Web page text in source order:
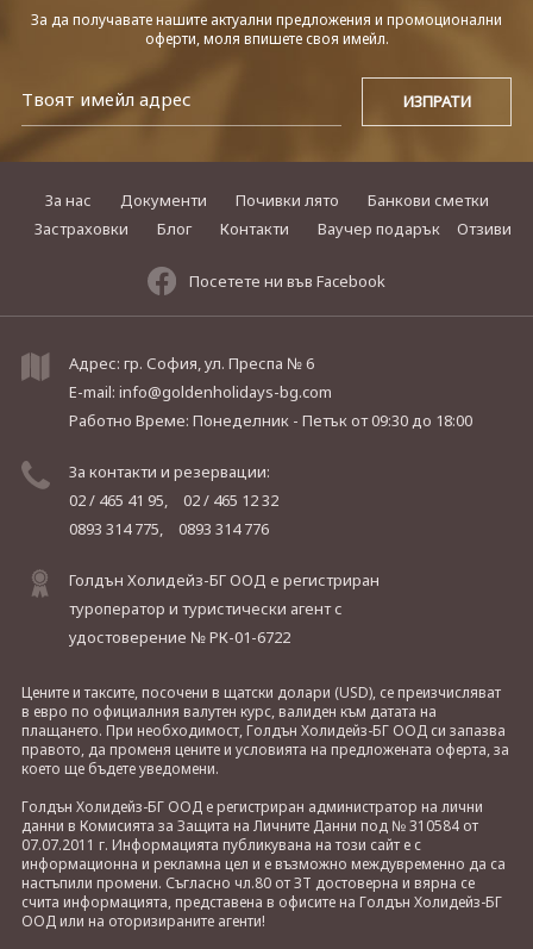
За да получавате нашите актуални предложения и промоционални
оферти, моля впишете своя имейл.
За нас Документи Почивки лято
Банкови сметки
Застраховки
Блог Контакти Ваучер подарък Отзиви
Посетете ни във Facebook
Адрес: гр. София, ул. Преспа № 6
E-mail: info@goldenholidays-bg.com
Работно Време: Понеделник - Петъкот 09:30 до 18:00
За контакти и резервации:
02 / 465 41 95,
02 / 465 12 32
0893 314 775,
0893 314 776
Голдън Холидейз-БГ ООД е регистриран
туроператор и туристически агент с
удостоверение № РК-01-6722
Цените и таксите, посочени в щатски долари (USD), се преизчисляват
в евро по официалния валутен курс, валиден към датата на
плащането. При необходимост, Голдън Холидейз-БГ ООД си запазва
правото, да променя цените и условията на предложената оферта, за
което ще бъдете уведомени.
Голдън Холидейз-БГ ООД е регистриран администратор на лични
данни в Комисията за Защита на Личните Данни под № 310584 от
07.07.2011 г. Информацията публикувана на този сайт е с
информационна и рекламна цел и е възможно междувременно да са
настъпили промени. Съгласно чл.80 от ЗТ достоверна и вярна се
счита информацията, представена в офисите на Голдън Холидейз-БГ
ООД или на оторизираните агенти!